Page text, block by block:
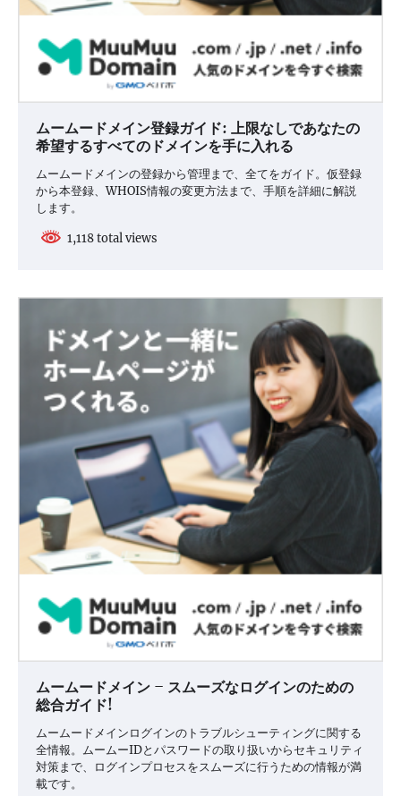
ムームードメイン登録ガイド: 上限なしであなたの
希望するすべてのドメインを手に入れる
ムームードメインの登録から管理まで、全てをガイド。仮登録
から本登録、WHOIS情報の変更方法まで、手順を詳細に解説
します。
1,118 total views
ムームードメイン – スムーズなログインのための
総合ガイド!
ムームードメインログインのトラブルシューティングに関する
全情報。ムームーIDとパスワードの取り扱いからセキュリティ
対策まで、ログインプロセスをスムーズに行うための情報が満
載です。